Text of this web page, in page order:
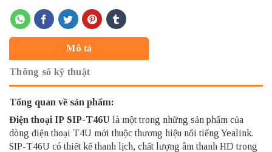
Mô tả
Thông số kỹ thuật
Tổng quan về sản phẩm:
Điện thoại IP SIP-T46U là một trong những sản phẩm của
dòng điện thoại T4U mới thuộc thương hiệu nổi tiếng Yealink.
SIP-T46U có thiết kế thanh lịch, chất lượng âm thanh HD trong